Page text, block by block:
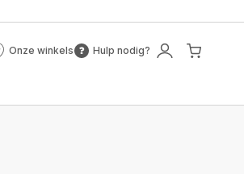
Onze winkels Hulp nodig?
Hulp
Mijn